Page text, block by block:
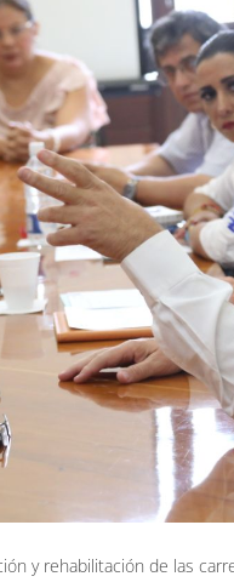
y rehabilitación de las